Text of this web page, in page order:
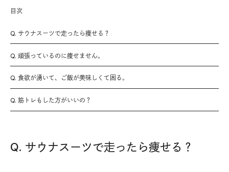
目次
Q. サウナスーツで走ったら痩せる？
Q. 頑張っているのに痩せません。
Q. 食欲が湧いて、ご飯が美味しくて困る。
Q. 筋トレもした方がいいの？
Q. サウナスーツで走ったら痩せる？